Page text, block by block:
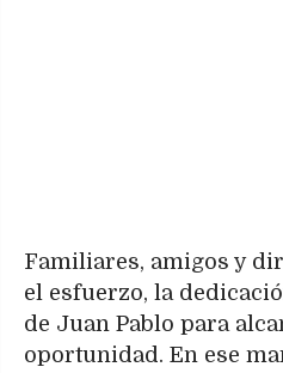
Familiares, amigos y
el esfuerzo, la
de Juan Pablo para
oportunidad. En ese